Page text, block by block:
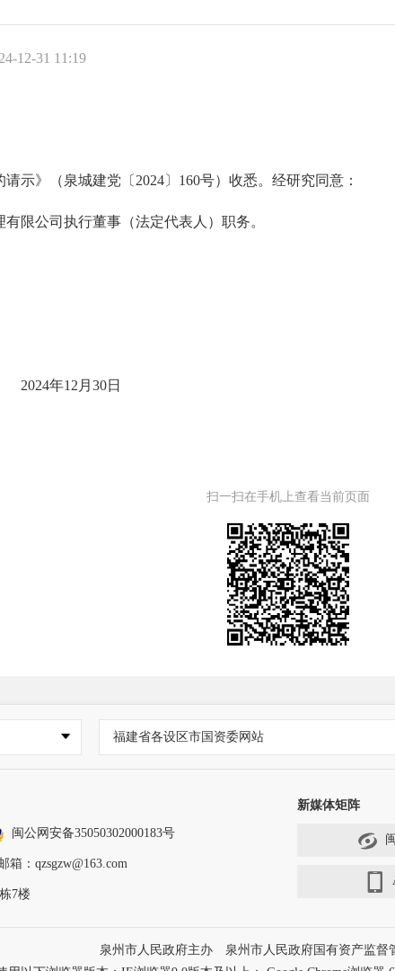
12-31 11:19
示》 （泉城建党 〔2024 〕 160号）收悉。经研究同意：
限公司执行董事（法定代表人）职务。
2024年12 月30日
扫一扫在手机上查看当前页面
福建省各设区市国资委网站
闽公网安备35050302000183号
箱：qzsgzw@163.com
7楼
新媒体矩阵
泉州市人民政府主办 泉州市人民政府国有资产监督